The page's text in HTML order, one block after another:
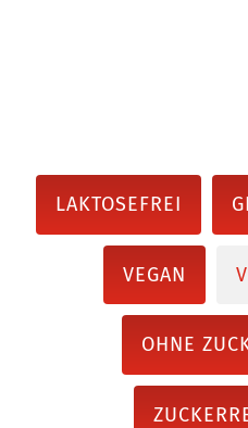
LAKTOSEFREI
VEGAN
OHNE